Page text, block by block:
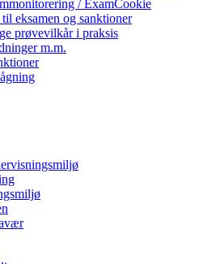
/ ExamCookie
eksamen og sanktioner
prøvevilkår i praksis
m.m.